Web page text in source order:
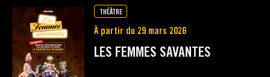
THÉÂTRE
À partir du 29 mars 2026
LES FEMMES SAVANTES